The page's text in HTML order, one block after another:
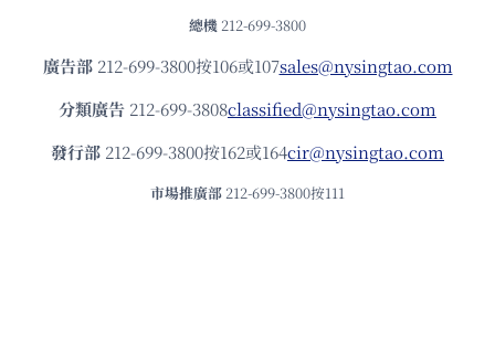
總機 212-699-3800
廣告部212-699-3800按106或107sales@nysingtao.com
分類廣告 212-699-3808classified@nysingtao.com
發⾏部 212-699-3800按162或164cir@nysingtao.com
市場推廣部 212-699-3800按111